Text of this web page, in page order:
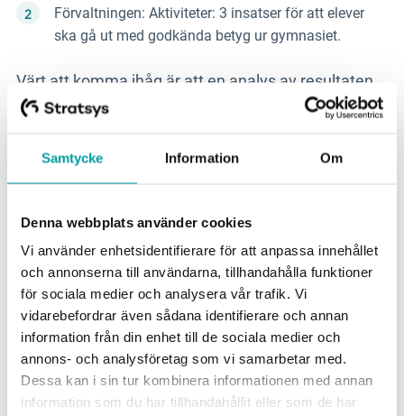
Samtycke Information Om
Denna webbplats använder cookies
Vi använder enhetsidentifierare för att anpassa innehållet
och annonserna till användarna, tillhandahålla funktioner
för sociala medier och analysera vår trafik. Vi
vidarebefordrar även sådana identifierare och annan
information från din enhet till de sociala medier och
annons- och analysföretag som vi samarbetar med.
Dessa kan i sin tur kombinera informationen med annan
information som du har tillhandahållit eller som de har
Förvaltningen: Aktiviteter: 3 insatser för att elever
ska gå ut med godkända betyg ur gymnasiet.
Värt att komma ihåg är att en analys av resultaten
med fördel kan innehålla påverkande faktorer av
enkelt vad som är anledningen till att utfallet ser ut
som det gör, det är en mycket viktig och intressant
Genom att skapa ett fritt handlingsutrymme,
hamnar fokus längre ut i organisationen på
genomförandet för att nå resultatet. Mindre tid
läggs på att formulera mål i linje med de
övergripande, och mer tid kan läggas på att komma
på HUR arbetet ska förändras och drivas. Till det
ska man även ha med sig att större